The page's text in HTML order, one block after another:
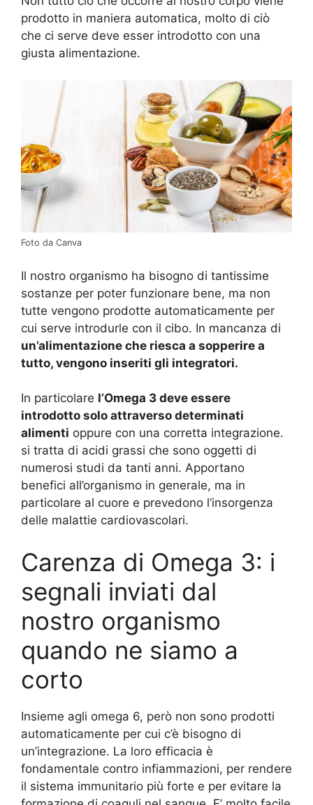
prodotto in maniera automatica, molto di ciò
che ci serve deve esser introdotto con una
giusta alimentazione.
Foto da Canva
Il nostro organismo ha bisogno di tantissime
sostanze per poter funzionare bene, ma non
tutte vengono prodotte automaticamente per
cui serve introdurle con il cibo. In mancanza di
un’alimentazione che riesca a sopperire a
tutto, vengono inseriti gli integratori.
In particolare l’Omega 3 deve essere
introdotto solo attraverso determinati
alimenti oppure con una corretta integrazione.
si tratta di acidi grassi che sono oggetti di
numerosi studi da tanti anni. Apportano
benefici all’organismo in generale, ma in
particolare al cuore e prevedono l’insorgenza
delle malattie cardiovascolari.
Carenza di Omega 3: i
segnali inviati dal
nostro organismo
quando ne siamo a
corto
Insieme agli omega 6, però non sono prodotti
automaticamente per cui c’è bisogno di
un’integrazione. La loro efficacia è
fondamentale contro infiammazioni, per rendere
il sistema immunitario più forte e per evitare la